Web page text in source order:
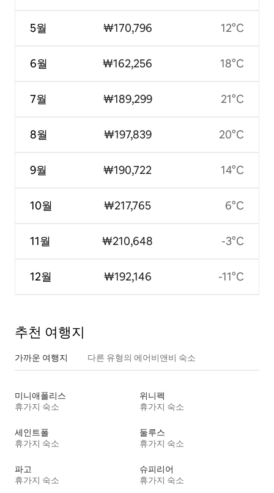
5월
6월
7월
8월
9월
10월
11월
12월
₩170,796
₩162,256
₩189,299
₩197,839
₩190,722
₩217,765
₩210,648
₩192,146
12°C
18°C
21°C
20°C
14°C
6°C
-3°C
-11°C
추천 여행지
가까운 여행지 다른 유형의 에어비앤비 숙소
미니애폴리스
휴가지 숙소
위니펙
휴가지 숙소
세인트폴
휴가지 숙소
둘루스
휴가지 숙소
파고
휴가지 숙소
슈피리어
휴가지 숙소